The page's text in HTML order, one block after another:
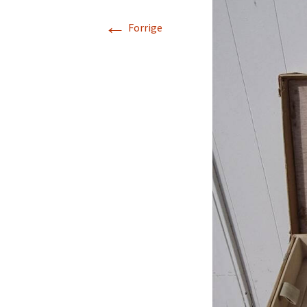
Retro-
Kunst
Jul &
Glas
← Forrige